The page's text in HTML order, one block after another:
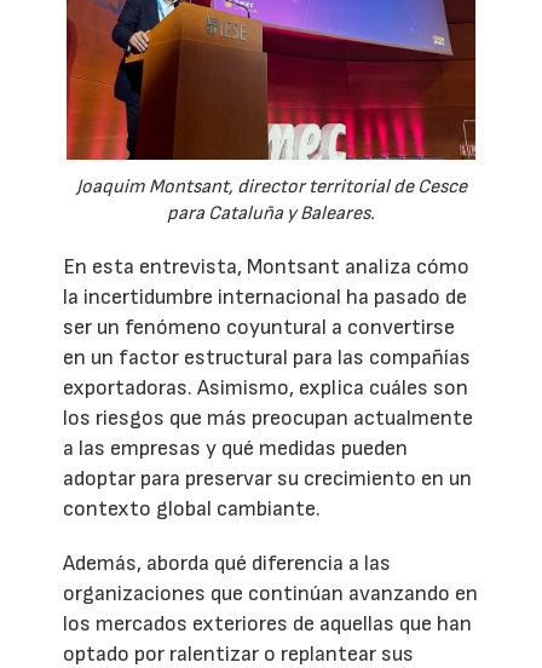
Joaquim Montsant, director territorial de Cesce
para Cataluña y Baleares.
En esta entrevista, Montsant analiza cómo
la incertidumbre internacional ha pasado de
ser un fenómeno coyuntural a convertirse
en un factor estructural para las compañías
exportadoras. Asimismo, explica cuáles son
los riesgos que más preocupan actualmente
a las empresas y qué medidas pueden
adoptar para preservar su crecimiento en un
contexto global cambiante.
Además, aborda qué diferencia a las
organizaciones que continúan avanzando en
los mercados exteriores de aquellas que han
optado por ralentizar o replantear sus